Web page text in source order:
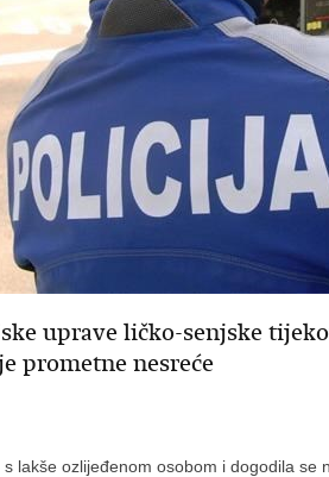
uprave ličko-senjske
prometne nesreće
lakše ozlijeđenom osobom i dogodila se